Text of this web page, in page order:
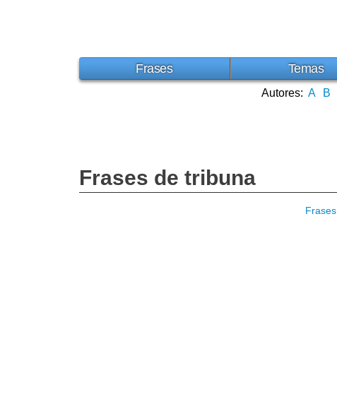
Frases Temas
Autores: A B
Frases de tribuna
Frases